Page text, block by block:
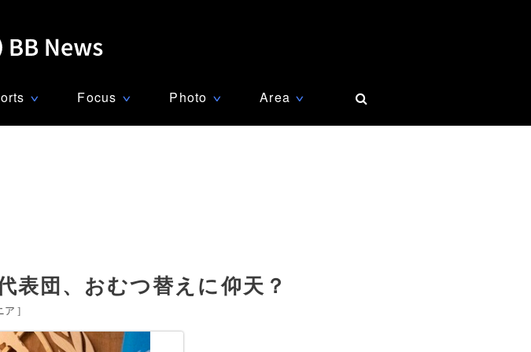
∨ Focus ∨ Photo ∨ Area ∨
表団、おむつ替えに仰天？
ア ]